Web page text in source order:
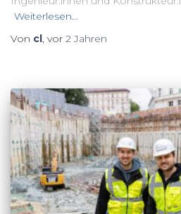
Weiterlesen…
Von cl , vor 2 Jahren